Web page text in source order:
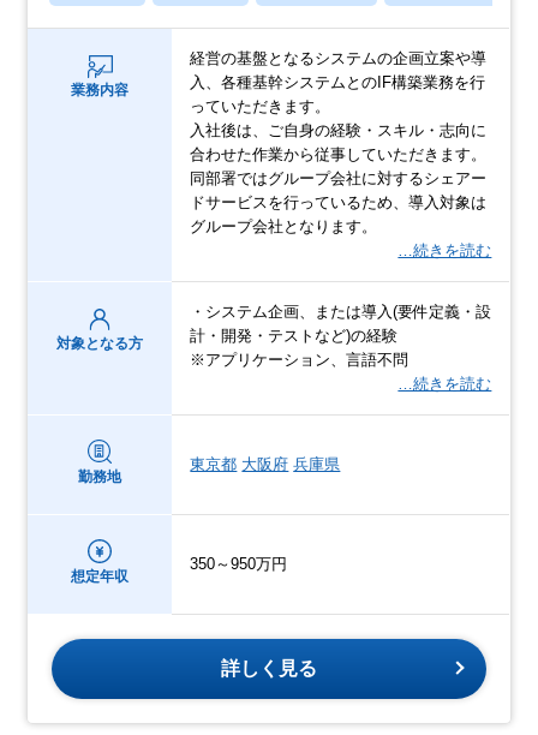
業務内容
経営の基盤となるシステムの企画立案や導
入、各種基幹システムとのIF構築業務を行
っていただきます。
入社後は、ご自身の経験・スキル・志向に
合わせた作業から従事していただきます。
同部署ではグループ会社に対するシェアー
ドサービスを行っているため、導入対象は
グループ会社となります。
…続きを読む
対象となる方
・システム企画、または導入(要件定義・設
計・開発・テストなど)の経験
※アプリケーション、言語不問
…続きを読む
勤務地
東京都 大阪府 兵庫県
想定年収
350～950万円
詳しく見る